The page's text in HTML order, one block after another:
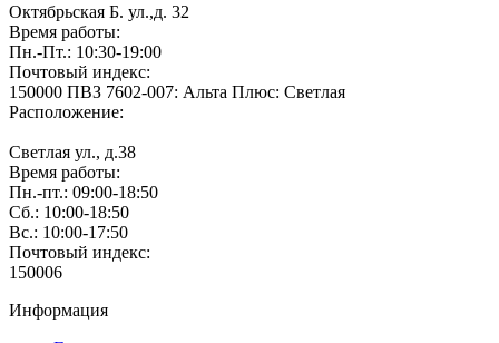
Октябрьская Б. ул.,д. 32
Время работы:
Пн.-Пт.: 10:30-19:00
Почтовый индекс:
150000 ПВЗ 7602-007: Альта Плюс: Светлая
Расположение:
Светлая ул., д.38
Время работы:
Пн.-пт.: 09:00-18:50
Сб.: 10:00-18:50
Вс.: 10:00-17:50
Почтовый индекс:
150006
Информация